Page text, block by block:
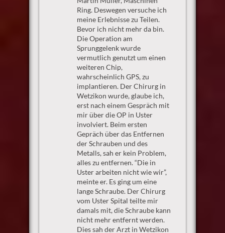
Ring. Deswegen versuche ich
meine Erlebnisse zu Teilen.
Bevor ich nicht mehr da bin.
Die Operation am
Sprunggelenk wurde
vermutlich genutzt um einen
weiteren Chip,
wahrscheinlich GPS, zu
implantieren. Der Chirurg in
Wetzikon wurde, glaube ich,
erst nach einem Gespräch mit
mir über die OP in Uster
involviert. Beim ersten
Gepräch über das Entfernen
der Schrauben und des
Metalls, sah er kein Problem,
alles zu entfernen. “Die in
Uster arbeiten nicht wie wir”,
meinte er. Es ging um eine
lange Schraube. Der Chirurg
vom Uster Spital teilte mir
damals mit, die Schraube kann
nicht mehr entfernt werden.
Dies sah der Arzt in Wetzikon